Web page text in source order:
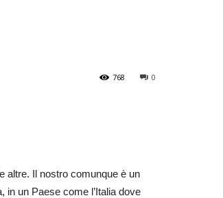
0
768
altre. Il nostro comunque è un
in un Paese come l’Italia dove